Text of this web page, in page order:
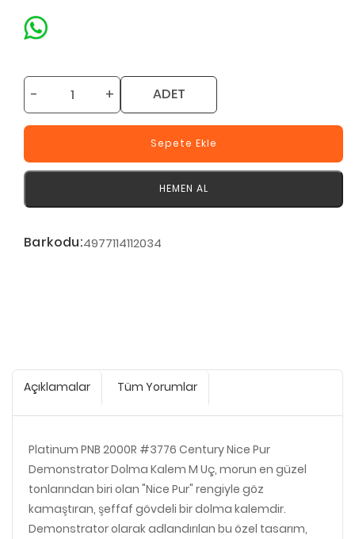
- + ADET
Sepete Ekle
HEMEN AL
Barkodu:4977114112034
Açıklamalar Tüm Yorumlar
Platinum PNB 2000R #3776 Century Nice Pur
Demonstrator Dolma Kalem M Uç, morun en güzel
tonlarından biri olan "Nice Pur" rengiyle göz
kamaştıran, şeffaf gövdeli bir dolma kalemdir.
Demonstrator olarak adlandırılan bu özel tasarım,